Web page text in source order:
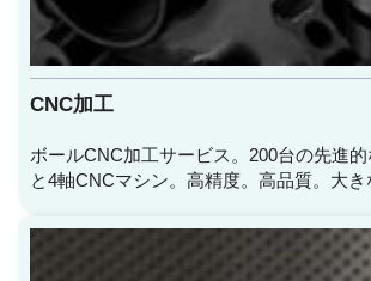
CNC加工
ボールCNC加工サービス。200台の先進
と4軸CNCマシン。高精度。高品質。大き